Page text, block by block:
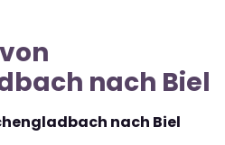
nach Biel
nach Biel